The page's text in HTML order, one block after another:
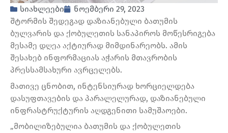
სიახლეები
ნოემბერი 29, 2023
შტორმის შედეგად დაზიანებული ბათუმის
ბულვარის და ქობულეთის სანაპიროს მოწესრიგება
მესამე დღეა აქტიურად მიმდინარეობს. ამის
შესახებ ინფორმაციას აჭარის მთავრობის
პრესსამსახური ავრცელებს.
მათივე ცნობით, ინტენსიურად ხორციელდება
დასუფთავების და პარალელურად, დაზიანებული
ინფრასტრუქტურის აღდგენითი სამუშაოები.
„მობილიზებულია ბათუმის და ქობულეთის